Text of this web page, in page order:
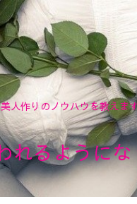
人作りのノウハウを教えま
れるように